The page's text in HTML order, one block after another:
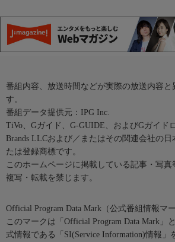
番組内容、放送時間などが実際の放送内容と
す。
番組データ提供元：IPG Inc.
TiVo、Gガイド、G-GUIDE、およびGガイド
Brands LLCおよび／またはその関連会社の日
たは登録商標です。
このホームページに掲載している記事・写
複写・転載を禁じます。
Official Program Data Mark（公式番組情報マー
このマークは「Official Program Data Mark」
式情報である「SI(Service Information)情報」